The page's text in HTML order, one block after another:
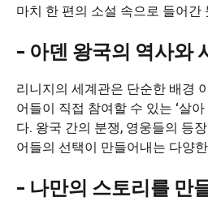
마치 한 편의 소설 속으로 들어간
– 아덴 왕국의 역사와
리니지의 세계관은 단순한 배경
어들이 직접 참여할 수 있는 ‘살
다. 왕국 간의 분쟁, 영웅들의 등
어들의 선택이 만들어내는 다양
– 나만의 스토리를 만